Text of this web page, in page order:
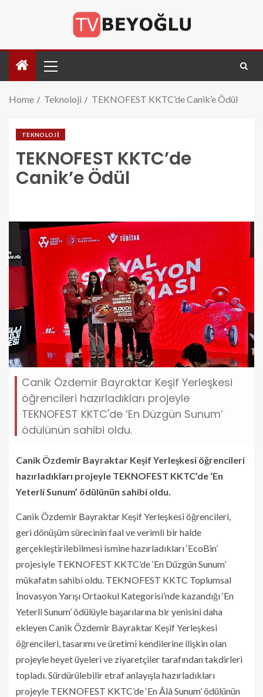
Home Teknoloji TEKNOFEST KKTC’de Canik’e Ödül
TEKNOLOJI
TEKNOFEST KKTC’de
Canik’e Ödül
Canik Özdemir Bayraktar Keşif Yerleşkesi
öğrencileri hazırladıkları projeyle
TEKNOFEST KKTC'de ‘En Düzgün Sunum’
ödülünün sahibi oldu.
Canik Özdemir Bayraktar Keşif Yerleşkesi öğrencileri
hazırladıkları projeyle TEKNOFEST KKTC’de ‘En
Yeterli Sunum’ ödülünün sahibi oldu.
Canik Özdemir Bayraktar Keşif Yerleşkesi öğrencileri,
geri dönüşüm sürecinin faal ve verimli bir halde
gerçekleştirilebilmesi ismine hazırladıkları ‘EcoBin’
projesiyle TEKNOFEST KKTC’de ‘En Düzgün Sunum’
mükafatın sahibi oldu. TEKNOFEST KKTC Toplumsal
İnovasyon Yarışı Ortaokul Kategorisi’nde kazandığı ‘En
Yeterli Sunum’ ödülüyle başarılarına bir yenisini daha
ekleyen Canik Özdemir Bayraktar Keşif Yerleşkesi
öğrencileri, tasarımı ve üretimi kendilerine ilişkin olan
projeyle heyet üyeleri ve ziyaretçiler tarafından takdirleri
topladı. Sürdürülebilir etraf anlayışla hazırladıkları
projeyle TEKNOFEST KKTC’de ‘En Âlâ Sunum’ ödülünün